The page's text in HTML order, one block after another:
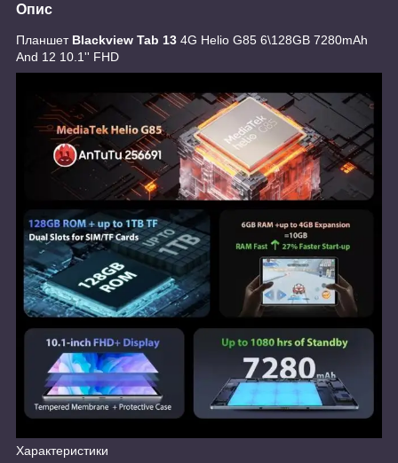
Опис
Планшет Blackview Tab 13 4G Helio G85 6\128GB 7280mAh
And 12 10.1'' FHD
Характеристики